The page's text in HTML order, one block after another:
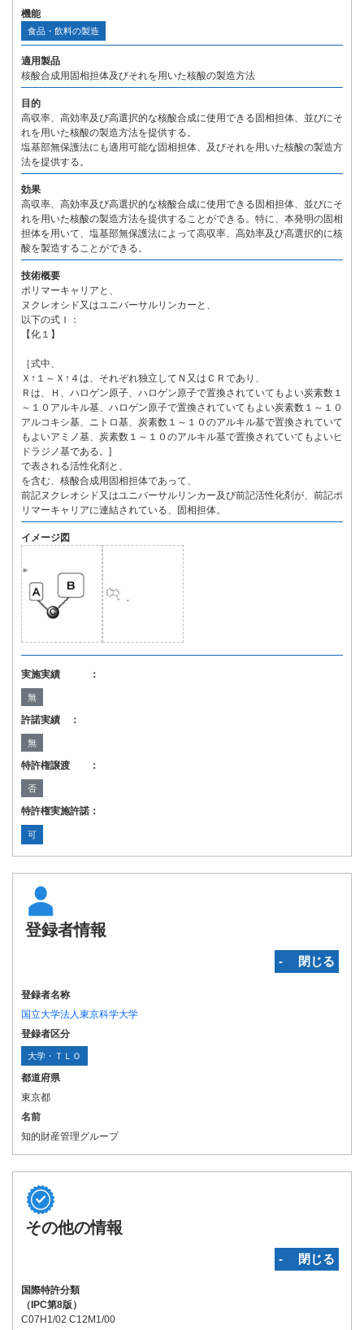
機能
食品・飲料の製造
適用製品
核酸合成用固相担体及びそれを用いた核酸の製造方法
目的
高収率、高効率及び高選択的な核酸合成に使用できる固相担体、並びにそ
れを用いた核酸の製造方法を提供する。
塩基部無保護法にも適用可能な固相担体、及びそれを用いた核酸の製造方
法を提供する。
効果
高収率、高効率及び高選択的な核酸合成に使用できる固相担体、並びにそ
れを用いた核酸の製造方法を提供することができる。特に、本発明の固相
担体を用いて、塩基部無保護法によって高収率、高効率及び高選択的に核
酸を製造することができる。
技術概要
ポリマーキャリアと、
ヌクレオシド又はユニバーサルリンカーと、
以下の式Ｉ：
【化１】
［式中、
Ｘ↑１～Ｘ↑４は、それぞれ独立してＮ又はＣＲであり、
Ｒは、Ｈ、ハロゲン原子、ハロゲン原子で置換されていてもよい炭素数１
～１０アルキル基、ハロゲン原子で置換されていてもよい炭素数１～１０
アルコキシ基、ニトロ基、炭素数１～１０のアルキル基で置換されていて
もよいアミノ基、炭素数１～１０のアルキル基で置換されていてもよいヒ
ドラジノ基である。]
で表される活性化剤と、
を含む、核酸合成用固相担体であって、
前記ヌクレオシド又はユニバーサルリンカー及び前記活性化剤が、前記ポ
リマーキャリアに連結されている、固相担体。
イメージ図
実施実績 ：
無
許諾実績 ：
無
特許権譲渡 ：
否
特許権実施許諾：
可
登録者情報
‐ 閉じる
登録者名称
国立大学法人東京科学大学
登録者区分
大学・ＴＬＯ
都道府県
東京都
名前
知的財産管理グループ
その他の情報
‐ 閉じる
国際特許分類
（IPC第8版）
C07H1/02 C12M1/00